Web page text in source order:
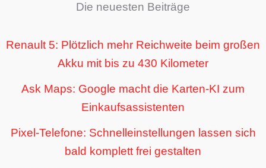
Die neuesten Beiträge
Renault 5: Plötzlich mehr Reichweite beim großen
Akku mit bis zu 430 Kilometer
Ask Maps: Google macht die Karten-KI zum
Einkaufsassistenten
Pixel-Telefone: Schnelleinstellungen lassen sich
bald komplett frei gestalten